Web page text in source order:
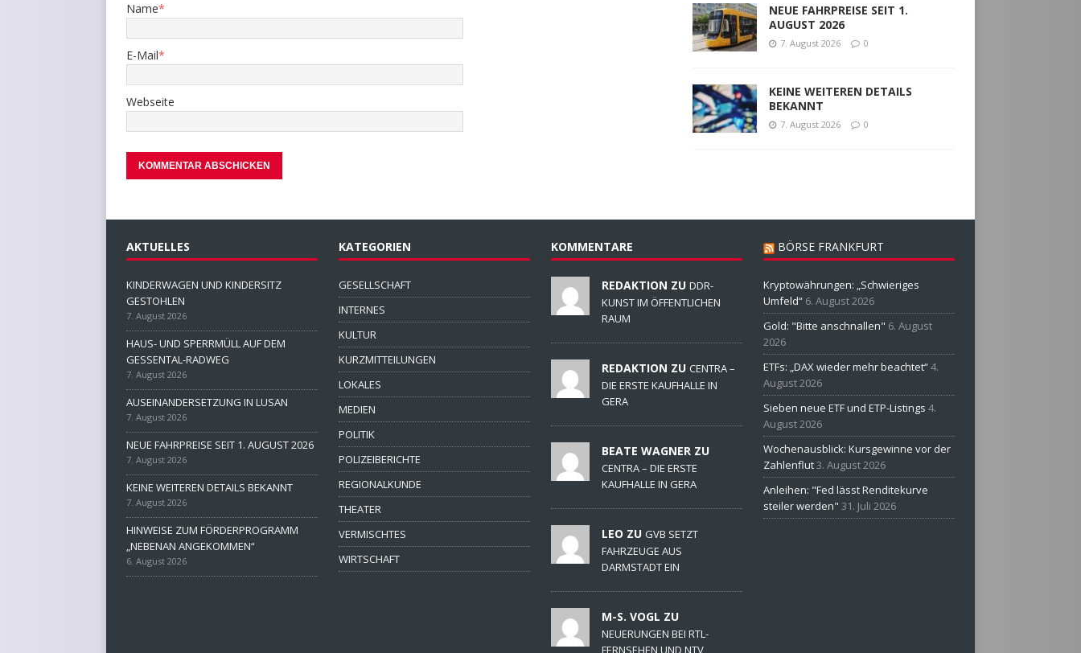
Name*
E-Mail*
Webseite
NEUE FAHRPREISE SEIT 1.
AUGUST 2026
7. August 2026 0
KEINE WEITEREN DETAILS
BEKANNT
7. August 2026 0
AKTUELLES
KINDERWAGEN UND KINDERSITZ
GESTOHLEN
7. August 2026
HAUS- UND SPERRMÜLL AUF DEM
GESSENTAL-RADWEG
7. August 2026
AUSEINANDERSETZUNG IN LUSAN
7. August 2026
NEUE FAHRPREISE SEIT 1. AUGUST 2026
7. August 2026
KEINE WEITEREN DETAILS BEKANNT
7. August 2026
HINWEISE ZUM FÖRDERPROGRAMM
„NEBENAN ANGEKOMMEN“
6. August 2026
KATEGORIEN
GESELLSCHAFT
INTERNES
KULTUR
KURZMITTEILUNGEN
LOKALES
MEDIEN
POLITIK
POLIZEIBERICHTE
REGIONALKUNDE
THEATER
VERMISCHTES
WIRTSCHAFT
KOMMENTARE
REDAKTION ZU DDR-
KUNST IM ÖFFENTLICHEN
RAUM
REDAKTION ZU CENTRA –
DIE ERSTE KAUFHALLE IN
GERA
BEATE WAGNER ZU
CENTRA – DIE ERSTE
KAUFHALLE IN GERA
LEO ZU GVB SETZT
FAHRZEUGE AUS
DARMSTADT EIN
M-S. VOGL ZU
NEUERUNGEN BEI RTL-
FERNSEHEN UND NTV
BÖRSE FRANKFURT
Kryptowährungen: „Schwieriges
Umfeld“ 6. August 2026
Gold: "Bitte anschnallen" 6. August
2026
ETFs: „DAX wieder mehr beachtet“4.
August 2026
Sieben neue ETF und ETP-Listings 4.
August 2026
Wochenausblick: Kursgewinne vor der
Zahlenflut3. August 2026
Anleihen: "Fed lässt Renditekurve
steiler werden" 31. Juli 2026